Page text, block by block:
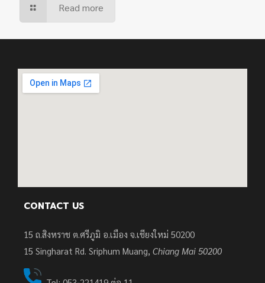
Read more
CONTACT US
15 ถ.สิงหราช ต.ศรีภูมิ อ.เมือง จ.เชียงใหม่ 50200
15 Singharat Rd. Sriphum Muang, Chiang Mai 50200